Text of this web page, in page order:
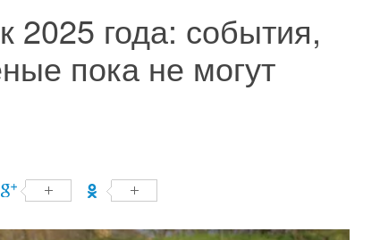
2025 года: события,
пока не могут